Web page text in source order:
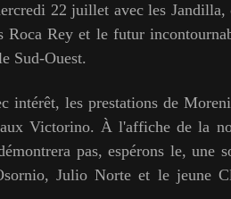
22 juillet avec les Jandilla,
Roca Rey et le futur
Sud-Ouest.
les prestations de
Victorino. À l'affiche de la
pas, espérons le, une
Julio Norte et le jeune